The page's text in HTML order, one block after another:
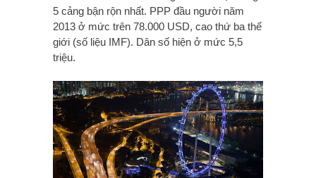
5 cảng bận rộn nhất. PPP đầu người năm
2013 ở mức trên 78.000 USD, cao thứ ba thế
giới (số liệu IMF). Dân số hiện ở mức 5,5
triệu.